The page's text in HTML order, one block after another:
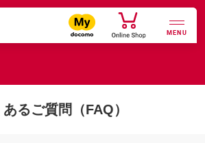
MENU
あるご質問（FAQ）